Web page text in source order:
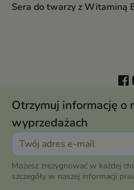
Sera do twarzy z Witaminą
Otrzymuj informację o
wyprzedażach
Możesz zrezygnować w każdej
szczegóły w naszej informacji